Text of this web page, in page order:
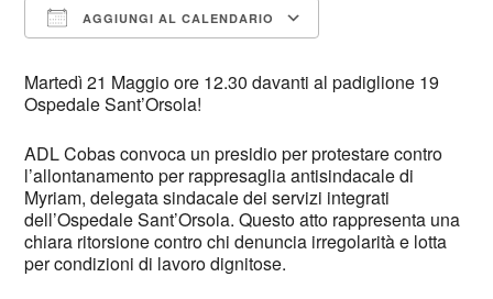
AGGIUNGI AL CALENDARIO
Martedì 21 Maggio ore 12.30 davanti al padiglione 19
Ospedale Sant’Orsola!
ADL Cobas convoca un presidio per protestare contro
l’allontanamento per rappresaglia antisindacale di
Myriam, delegata sindacale dei servizi integrati
dell’Ospedale Sant’Orsola. Questo atto rappresenta una
chiara ritorsione contro chi denuncia irregolarità e lotta
per condizioni di lavoro dignitose.